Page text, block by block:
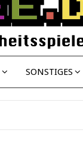
SONSTIGES